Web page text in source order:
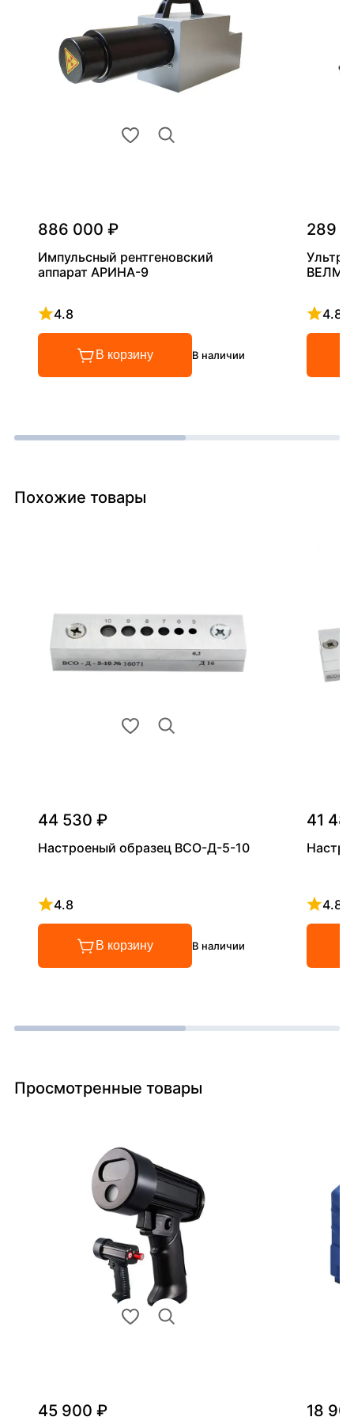
886 000 ₽
Импульсный рентгеновский
аппарат АРИНА-9
4.8
Рейтинг 4.8 из 5
В корзину В наличии
289
4.8
Похожие товары
44 530 ₽
Настроеный образец ВСО-Д-5-10
4.8
Рейтинг 4.8 из 5
В корзину В наличии
41
4.8
Просмотренные товары
45 900 ₽ 18